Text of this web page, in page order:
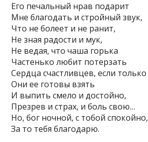
Его печальный нрав подарит
Мне благодать и стройный звук,
Что не болеет и не ранит,
Не зная радости и мук,
Не ведая, что чаша горька
Частенько любит потерзать
Сердца счастливцев, если только
Они ее готовы взять
И выпить смело и достойно,
Презрев и страх, и боль свою…
Но, бог ночной, с тобой спокойно,
За то тебя благодарю.